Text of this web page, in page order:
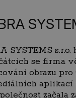
SYSTEMS
se firma
obrazu
aplikací
začala